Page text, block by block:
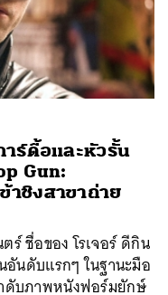
าร์ดื้อและหัวรั้น
Gun:
าชิงสาขาถ่าย
ชื่อของ โรเจอร์ ดีกิน
อันดับแรกๆ ในฐานะมือ
ดับภาพหนังฟอร์มยักษ์